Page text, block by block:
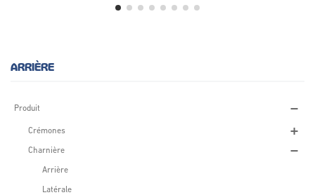
ARRIÈRE
Produit
Crémones
Charnière
Arrière
Latérale